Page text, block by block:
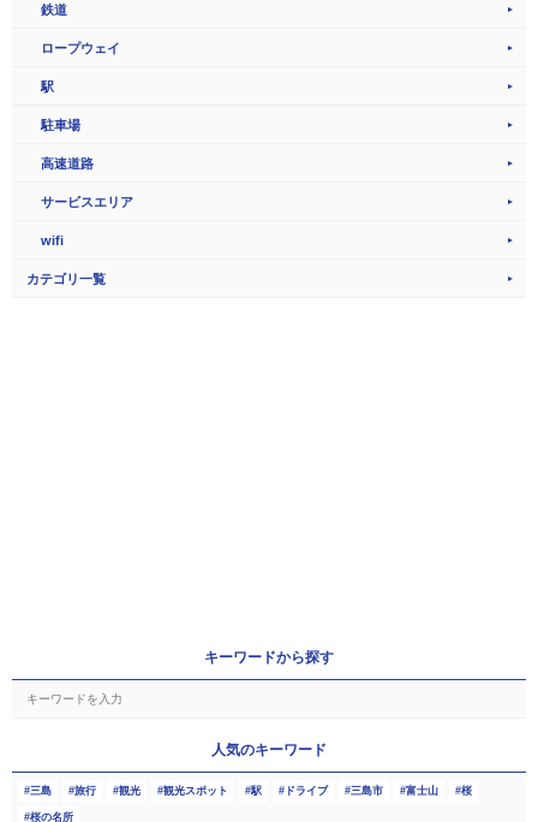
鉄道
ロープウェイ
駅
駐車場
高速道路
サービスエリア
wifi
カテゴリ一覧
キーワードから探す
人気のキーワード
三島 旅行 観光 観光スポット 駅 ドライブ 三島市 富士山 桜
桜の名所